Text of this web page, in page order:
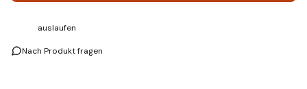
auslaufen
Nach Produkt fragen